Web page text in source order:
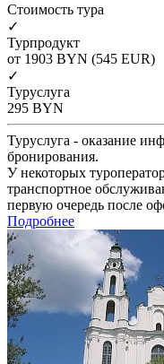
Cтоимость тура
✓
Турпродукт
от 1903 BYN (545 EUR)
✓
Туруслуга
295 BYN
Туруслуга - оказание
бронирования.
У некоторых
транспортное
первую очередь после
Подробнее